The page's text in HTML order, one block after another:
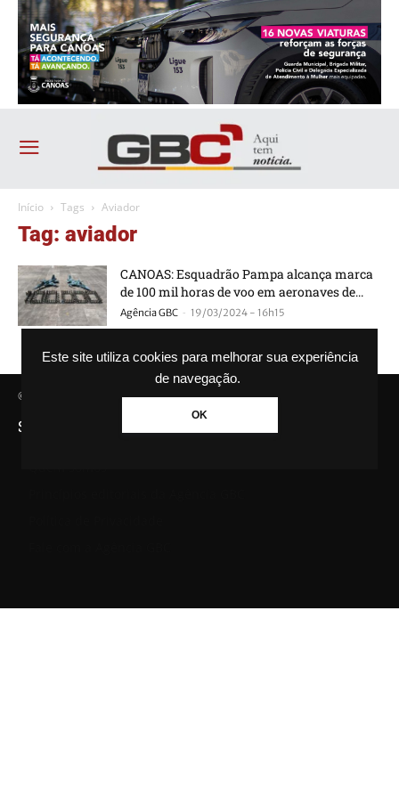
Este site utiliza cookies para melhorar sua experiência
de navegação.
OK
Início Tags Aviador
Tag: aviador
CANOAS: Esquadrão Pampa alcança marca
de 100 mil horas de voo em aeronaves de...
Agência GBC - 19/03/2024 - 16h15
© Agência GBC. Aqui tem notícia. Todos os direitos reservados.
SAIBA MAIS SOBRE A AGÊNCIA GBC